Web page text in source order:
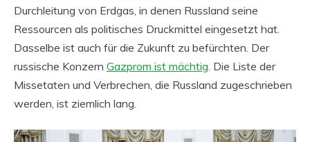
Durchleitung von Erdgas, in denen Russland seine
Ressourcen als politisches Druckmittel eingesetzt hat.
Dasselbe ist auch für die Zukunft zu befürchten. Der
russische Konzern Gazprom ist mächtig. Die Liste der
Missetaten und Verbrechen, die Russland zugeschrieben
werden, ist ziemlich lang.